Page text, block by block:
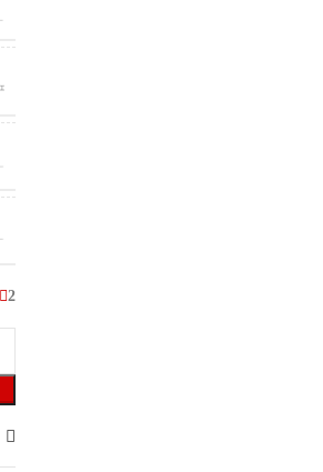
2 در انبار